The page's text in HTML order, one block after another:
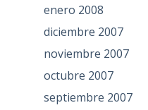
enero 2008
diciembre 2007
noviembre 2007
octubre 2007
septiembre 2007